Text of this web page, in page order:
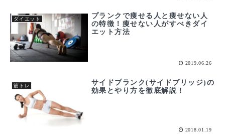
ダイエット
プランクで痩せる人と痩せない人
の特徴！痩せない人がすべきダイ
エット方法
2019.06.26
筋トレ
サイドプランク(サイドブリッジ)の
効果とやり方を徹底解説！
2018.01.19